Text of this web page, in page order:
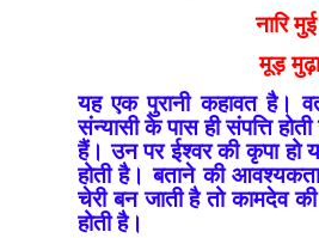
नारि
मूड़
यह एक पुरानी कहावत है।
संन्यासी के पास ही संपत्ति
हैं। उन पर ईश्वर की कृपा हो
होती है। बताने की
चेरी बन जाती है तो कामदेव
होती है।